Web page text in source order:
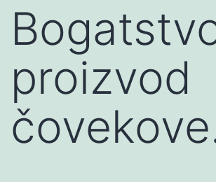
proizvod